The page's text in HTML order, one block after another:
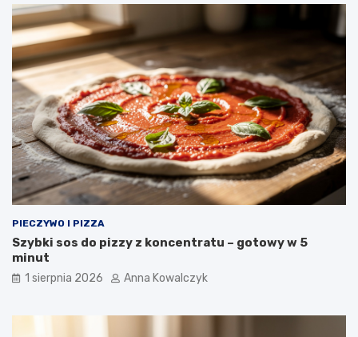
PIECZYWO I PIZZA
Szybki sos do pizzy z koncentratu – gotowy w 5
minut
1 sierpnia 2026 Anna Kowalczyk